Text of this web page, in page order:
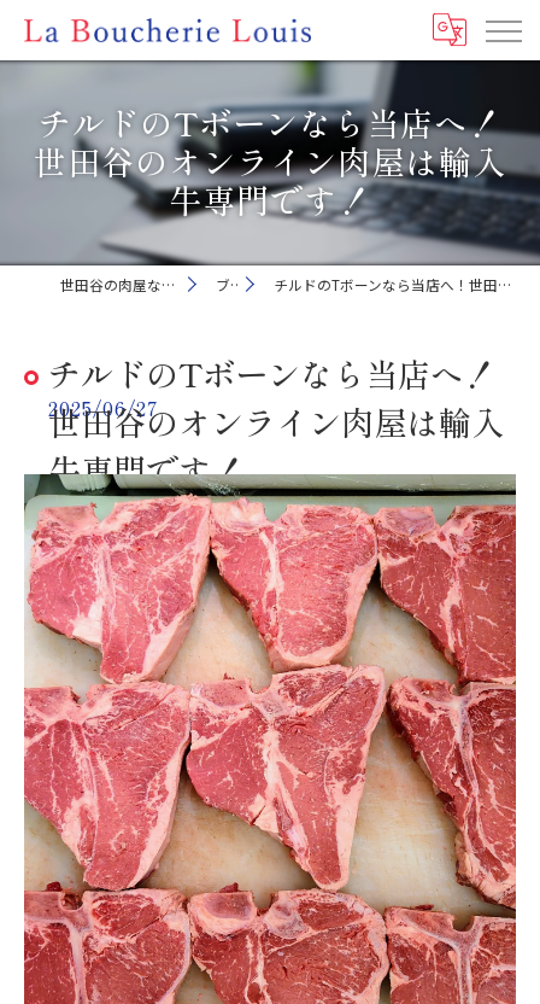
チルドのTボーンなら当店へ！
世田谷のオンライン肉屋は輸入
牛専門です！
世田谷の肉屋ならLa Boucherie Louis ブログ チルドのTボーンなら当店へ！世田谷のオンライン肉屋は輸入牛専門です！
チルドのTボーンなら当店へ！
世田谷のオンライン肉屋は輸入
牛専門です！
2025/06/27